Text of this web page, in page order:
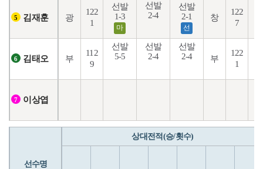
5 김재훈 광
122
1
선발
1-3
마
선발
2-4
선발
2-1
선
창
122
7
6 김태오 부
112
9
선발
5-5
선발
2-4
선발
2-4
부
122
1
7 이상엽
선수명
상대전적(승/횟수)